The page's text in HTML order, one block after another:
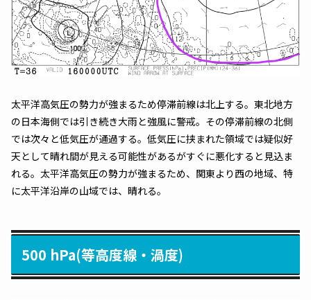
太平洋高気圧の勢力が強まるため停滞前線は北上する。東北地方
の日本海側では引き続き大雨と強風に警戒。その停滞前線の北側
では次々と低気圧が通過する。低気圧に挟まれた領域では疑似好
天として晴れ間が見える可能性があるがすぐに悪化すると見込ま
れる。太平洋高気圧の勢力が強まるため、関東より西の地域、特
に太平洋沿岸の山域では、晴れる。
500 hPa(等高度線・渦度)